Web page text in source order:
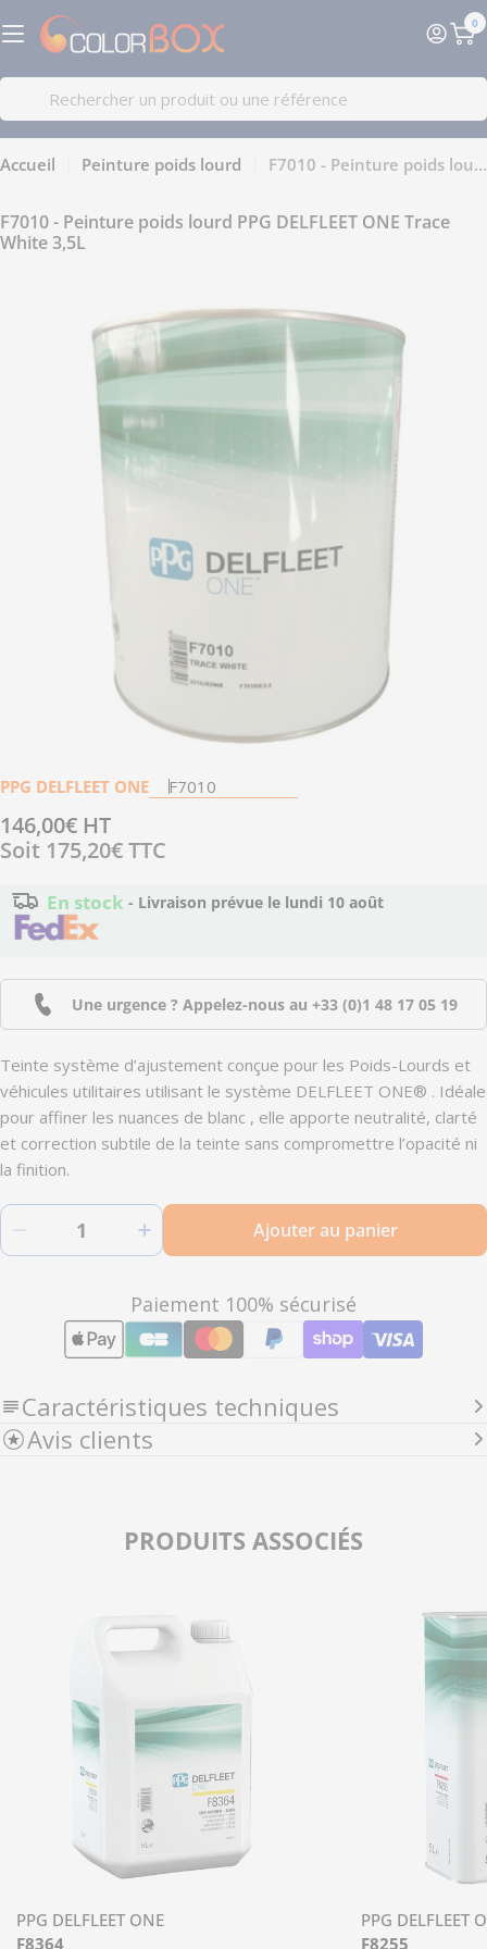
Passer
au
Recherche
0
Accueil Peinture poids lourd F7010 - Peinture poids lourd PPG DELFLEET ONE Trace White 3,5L
F7010 - Peinture poids lourd PPG DELFLEET ONE Trace
White 3,5L
le média 0 en mode modal
PPG DELFLEET ONE F7010
Prix
146,00€ HT
Soit 175,20€TTC
En stock - Livraison prévue le lundi 10 août
Une urgence ? Appelez-nous au +33 (0)1 48 17 05 19
Teinte système d’ajustement conçue pour les Poids-Lourds et
véhicules utilitaires utilisant le système DELFLEET ONE® . Idéale
pour affiner les nuances de blanc , elle apporte neutralité, clarté
et correction subtile de la teinte sans compromettre l’opacité ni
la finition.
Quantité
Diminuer la quantité pour F7010 - Peinture
Augmenter la quantité pour F7010
Ajouter au panier
Paiement 100% sécurisé
Modes
de
paiement
Caractéristiques techniques
Avis clients
PRODUITS ASSOCIÉS
PPG DELFLEET ONE
F8364
PPG DELFLEET
F8255